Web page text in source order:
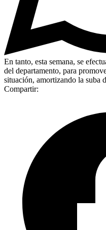
En tanto, esta semana, se
del departamento, para
situación, amortizando la suba
Compartir: